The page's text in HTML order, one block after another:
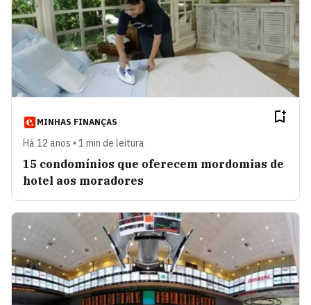
MINHAS FINANÇAS
Há 12 anos • 1 min de leitura
15 condomínios que oferecem mordomias de
hotel aos moradores